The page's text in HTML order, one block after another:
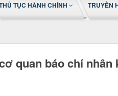
TỤC HÀNH CHÍNH TRUYỀN
quan báo chí